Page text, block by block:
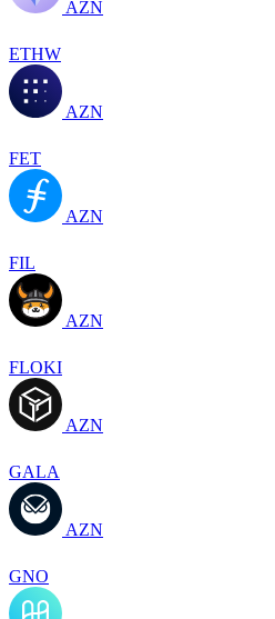
AZN
ETHW
AZN
FET
AZN
FIL
AZN
FLOKI
AZN
GALA
AZN
GNO